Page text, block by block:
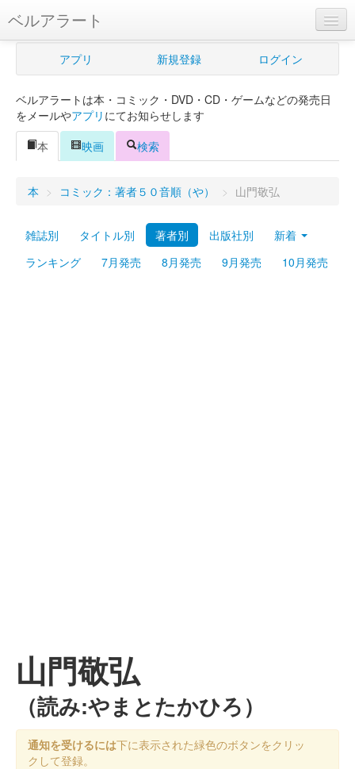
ベルアラート
ベルアラートとは
新規登録
ログイン
Myシェルフ
プレミアム
アプリ 新規登録 ログイン
ベルアラートは本・コミック・DVD・CD・ゲームなどの発売日
をメールやアプリ にてお知らせします
本
映画 検索
本 > コミック：著者５０音順（や） > 山門敬弘
雑誌別 タイトル別 著者別 出版社別
新着
ランキング
7月発売 8月発売 9月発売 10月発売
山門敬弘
（読み:やまとたかひろ）
通知を受けるには下に表示された緑色のボタンをクリッ
クして登録。